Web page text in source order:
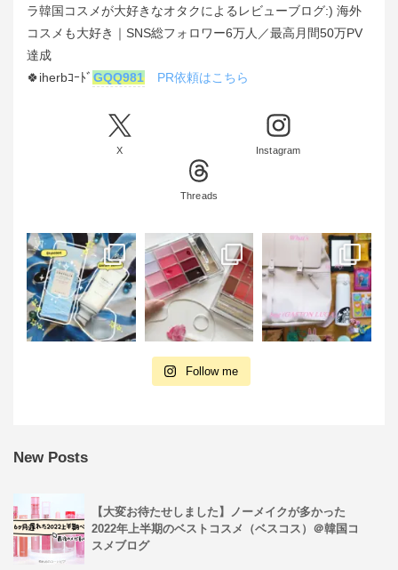
ラ韓国コスメが大好きなオタクによるレビューブログ:) 海外
コスメも大好き｜SNS総フォロワー6万人／最高月間50万PV
達成
🍀iherbｺｰﾄﾞ GQQ981 PR依頼はこちら
X Instagram
Threads
Follow me
New Posts
【大変お待たせしました】ノーメイクが多かった
2022年上半期のベストコスメ（ベスコス）＠韓国コ
スメブログ